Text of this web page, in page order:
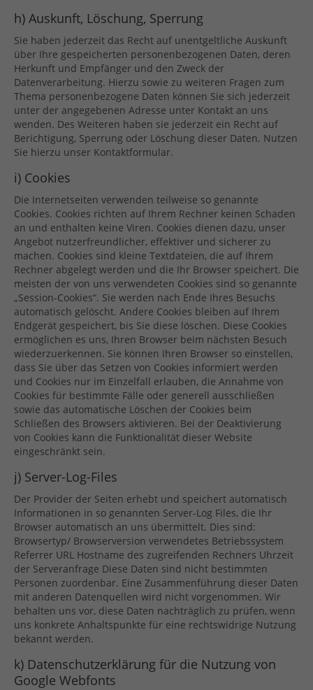
h) Auskunft, Löschung, Sperrung
Sie haben jederzeit das Recht auf unentgeltliche Auskunft
über Ihre gespeicherten personenbezogenen Daten, deren
Herkunft und Empfänger und den Zweck der
Datenverarbeitung. Hierzu sowie zu weiteren Fragen zum
Thema personenbezogene Daten können Sie sich jederzeit
unter der angegebenen Adresse unter Kontakt an uns
wenden. Des Weiteren haben sie jederzeit ein Recht auf
Berichtigung, Sperrung oder Löschung dieser Daten. Nutzen
Sie hierzu unser Kontaktformular.
i) Cookies
Die Internetseiten verwenden teilweise so genannte
Cookies. Cookies richten auf Ihrem Rechner keinen Schaden
an und enthalten keine Viren. Cookies dienen dazu, unser
Angebot nutzerfreundlicher, effektiver und sicherer zu
machen. Cookies sind kleine Textdateien, die auf Ihrem
Rechner abgelegt werden und die Ihr Browser speichert. Die
meisten der von uns verwendeten Cookies sind so genannte
„Session-Cookies“. Sie werden nach Ende Ihres Besuchs
automatisch gelöscht. Andere Cookies bleiben auf Ihrem
Endgerät gespeichert, bis Sie diese löschen. Diese Cookies
ermöglichen es uns, Ihren Browser beim nächsten Besuch
wiederzuerkennen. Sie können Ihren Browser so einstellen,
dass Sie über das Setzen von Cookies informiert werden
und Cookies nur im Einzelfall erlauben, die Annahme von
Cookies für bestimmte Fälle oder generell ausschließen
sowie das automatische Löschen der Cookies beim
Schließen des Browsers aktivieren. Bei der Deaktivierung
von Cookies kann die Funktionalität dieser Website
eingeschränkt sein.
j) Server-Log-Files
Der Provider der Seiten erhebt und speichert automatisch
Informationen in so genannten Server-Log Files, die Ihr
Browser automatisch an uns übermittelt. Dies sind:
Browsertyp/ Browserversion verwendetes Betriebssystem
Referrer URL Hostname des zugreifenden Rechners Uhrzeit
der Serveranfrage Diese Daten sind nicht bestimmten
Personen zuordenbar. Eine Zusammenführung dieser Daten
mit anderen Datenquellen wird nicht vorgenommen. Wir
behalten uns vor, diese Daten nachträglich zu prüfen, wenn
uns konkrete Anhaltspunkte für eine rechtswidrige Nutzung
bekannt werden.
k) Datenschutzerklärung für die Nutzung von
Google Webfonts